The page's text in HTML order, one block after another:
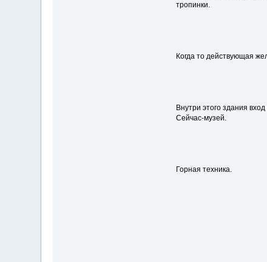
тропинки.
Когда то действующая
Внутри этого здания
Сейчас-музей.
Горная техника.